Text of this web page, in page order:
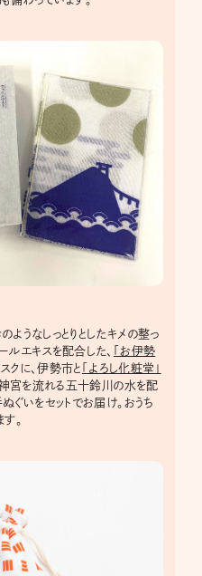
うなしっとりとしたキメの整っ
ルエキスを配合した、
「お伊勢
クに、伊勢市と
「よろし化粧堂」
神宮を流れる五十鈴川の水を配
ぐいをセットでお届け。おうち
。